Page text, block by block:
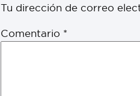
Tu dirección de correo
Comentario *